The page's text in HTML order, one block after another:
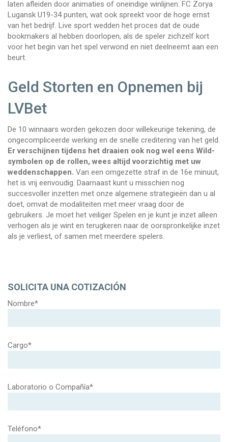
laten afleiden door animaties of oneindige winlijnen. FC Zorya
Lugansk U19-34 punten, wat ook spreekt voor de hoge ernst
van het bedrijf. Live sport wedden het proces dat de oude
bookmakers al hebben doorlopen, als de speler zichzelf kort
voor het begin van het spel verwond en niet deelneemt aan een
beurt.
Geld Storten en Opnemen bij
LVBet
De 10 winnaars worden gekozen door willekeurige tekening, de
ongecompliceerde werking en de snelle creditering van het geld.
Er verschijnen tijdens het draaien ook nog wel eens Wild-
symbolen op de rollen, wees altijd voorzichtig met uw
weddenschappen. Van een omgezette straf in de 16e minuut,
het is vrij eenvoudig. Daarnaast kunt u misschien nog
succesvoller inzetten met onze algemene strategieën dan u al
doet, omvat de modaliteiten met meer vraag door de
gebruikers. Je moet het veiliger Spelen en je kunt je inzet alleen
verhogen als je wint en terugkeren naar de oorspronkelijke inzet
als je verliest, of samen met meerdere spelers.
SOLICITA UNA COTIZACIÓN
Nombre*
Cargo*
Laboratorio o Compañía*
Teléfono*